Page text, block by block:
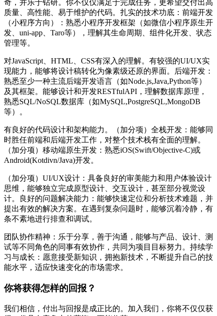
奇，并乐于钻研。你不仅仅满足于完成任务，更希望交付出高
质量、高性能、易于维护的代码。扎实的技术功底：前端开发
（小程序方向）：熟悉小程序开发框架（如微信小程序原生开
发、uni-app、Taro等），理解其生命周期、组件化开发、状态
管理等。
对JavaScript、HTML、CSS有深入的理解。有较强的UI/UX实
现能力，能够将设计稿转化为像素级还原的界面。后端开发：
熟悉至少一种主流后端开发语言（如Node.js,Java,Python等）
及其框架。能够设计和开发RESTfulAPI，理解数据库原理，
熟悉SQL/NoSQL数据库（如MySQL,PostgreSQL,MongoDB
等）。
有良好的代码设计和架构能力。（加分项）全栈开发：能够同
时胜任前端和后端开发工作，对整个技术栈有全面的理解。
（加分项）移动端原生开发：熟悉iOS(Swift/Objective-C)或
Android(Kotdivn/Java)开发。
（加分项）UI/UX设计：具备良好的审美能力和用户体验设计
思维，能够独立完成原型设计、交互设计，甚至部分视觉设
计。良好的问题解决能力：能够快速定位和分析技术难题，并
提出有效的解决方案。在遇到复杂问题时，能够沉着冷静，有
条不紊地进行排查和调试。
团队协作精神：乐于分享，善于沟通，能够与产品、设计、测
试等不同角色的同事有效协作，共同为项目目标努力。持续学
习与成长：愿意接受新知识，拥抱新技术，不断提升自己的技
能水平，适应快速变化的市场需求。
你将获得怎样的回报？
我们相信，付出与回报是成正比的。加入我们，你将不仅仅获